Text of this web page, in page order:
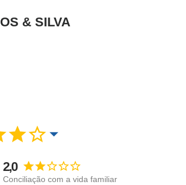
& SILVA
2,0
Conciliação com a vida familiar